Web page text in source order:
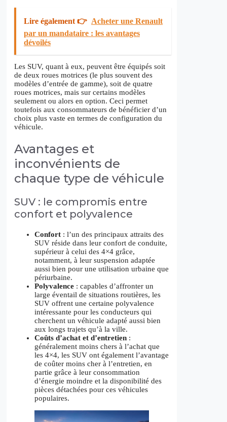
Lire également 👉 Acheter une Renault
par un mandataire : les avantages
dévoilés
Les SUV, quant à eux, peuvent être équipés soit
de deux roues motrices (le plus souvent des
modèles d’entrée de gamme), soit de quatre
roues motrices, mais sur certains modèles
seulement ou alors en option. Ceci permet
toutefois aux consommateurs de bénéficier d’un
choix plus vaste en termes de configuration du
véhicule.
Avantages et
inconvénients de
chaque type de véhicule
SUV : le compromis entre
confort et polyvalence
Confort : l’un des principaux attraits des
SUV réside dans leur confort de conduite,
supérieur à celui des 4×4 grâce,
notamment, à leur suspension adaptée
aussi bien pour une utilisation urbaine que
périurbaine.
Polyvalence : capables d’affronter un
large éventail de situations routières, les
SUV offrent une certaine polyvalence
intéressante pour les conducteurs qui
cherchent un véhicule adapté aussi bien
aux longs trajets qu’à la ville.
Coûts d’achat et d’entretien :
généralement moins chers à l’achat que
les 4×4, les SUV ont également l’avantage
de coûter moins cher à l’entretien, en
partie grâce à leur consommation
d’énergie moindre et la disponibilité des
pièces détachées pour ces véhicules
populaires.